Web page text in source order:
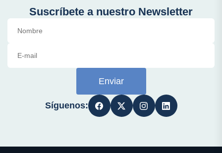
Suscríbete a nuestro Newsletter
Enviar
Síguenos: